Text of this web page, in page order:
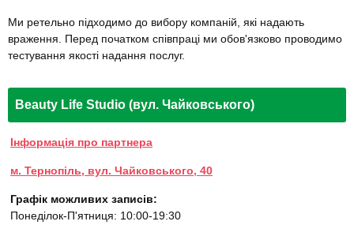
Ми ретельно підходимо до вибору компаній, які надають
враження. Перед початком співпраці ми обов'язково проводимо
тестування якості надання послуг.
Beauty Life Studio (вул. Чайковського)
Інформація про партнера
м. Тернопіль, вул. Чайковського, 40
Графік можливих записів:
Понеділок-П'ятниця: 10:00-19:30